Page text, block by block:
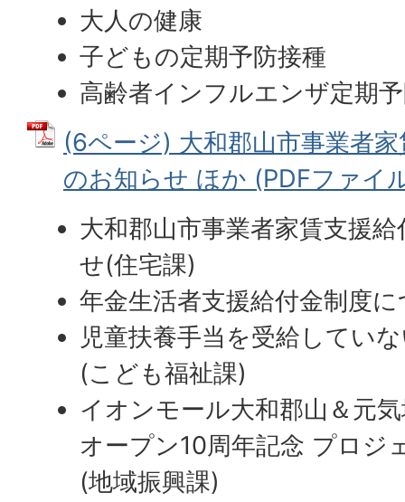
大人の健康
子どもの定期予防接種
高齢者インフルエンザ定期
(6ページ) 大和郡山市事業者
のお知らせ ほか (PDFファイ
大和郡山市事業者家賃支援
せ(住宅課)
年金生活者支援給付金制度
児童扶養手当を受給してい
(こども福祉課)
イオンモール大和郡山＆元
オープン10周年記念 プロジ
(地域振興課)